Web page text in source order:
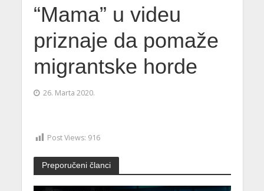
“Mama” u videu
priznaje da pomaže
migrantske horde
26. Marta 2020.
Post Views: 916
Preporučeni članci